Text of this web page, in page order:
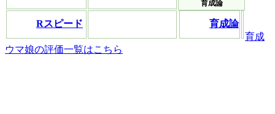
Rスピード
育成論
育成
ウマ娘の評価一覧はこちら